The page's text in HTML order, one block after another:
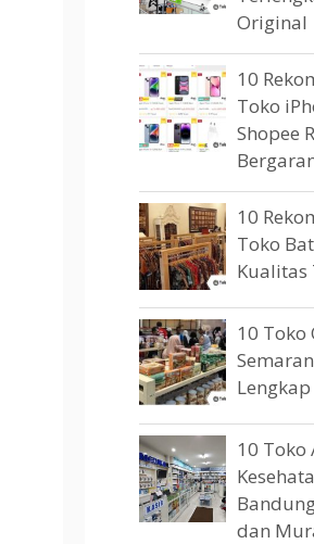
Original
10
Toko
Shopee
10
Toko
Kualitas
10 Toko
10 Toko
dan